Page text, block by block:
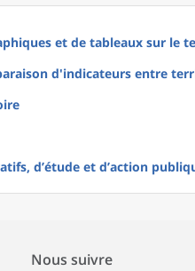
et de tableaux sur le
d'indicateurs entre
d’étude et d’action
Nous suivre